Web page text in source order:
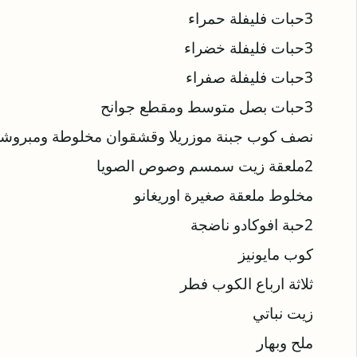
3حبات فليفلة حمراء
3حبات فليفلة خضراء
3حبات فليفلة صفراء
3حبات بصل متوسط ومقطع جوانح
نصف كوب جبنة موزريلا وقشقوان مخلوطة
2ملعقة زيت سمسم وصوص الصويا
مخلوط ملعقة صغيرة اوريغانو
2حبة افوكادو ناضجة
كوب مايونيز
ثلاثة ارباع الكوب فطر
زيت نباتي
ملح وبهار